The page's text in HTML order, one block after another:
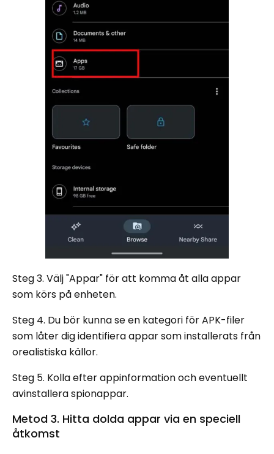
Steg 3. Välj "Appar" för att komma åt alla appar
som körs på enheten.
Steg 4. Du bör kunna se en kategori för APK-filer
som låter dig identifiera appar som installerats från
orealistiska källor.
Steg 5. Kolla efter appinformation och eventuellt
avinstallera spionappar.
Metod 3. Hitta dolda appar via en speciell
åtkomst